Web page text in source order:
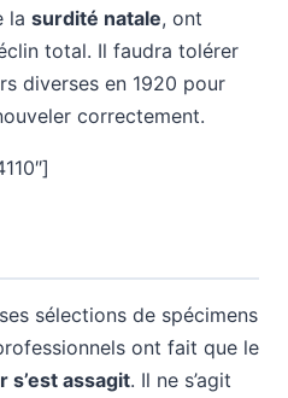
la surdité natale, ont
total. Il faudra tolérer
diverses en 1920 pour
correctement.
sélections de spécimens
ont fait que le
s’est assagit. Il ne s’agit